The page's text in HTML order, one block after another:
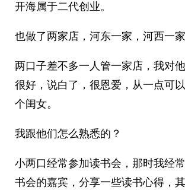
开海属于二代创业。
也做了两家店，河东一家，河西一家
两口子差不多一人管一家店，我对
很好，说白了，很恩爱，从一点可
个闺女。
我跟他们怎么熟悉的？
小两口经常参加读书会，那时我经
书会的嘉宾，分享一些读书心得，